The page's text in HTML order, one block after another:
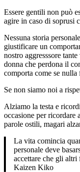
Essere gentili non può
agire in caso di soprusi
Nessuna storia
giustificare un
nostro aggresssore
donna che perdona il
comporta come se nulla
Se non siamo noi a
Alziamo la testa e
occasione per ricordare
parole ostili, magari
La vita comincia
personale deve
accettare che gli
Kaizen Kiko